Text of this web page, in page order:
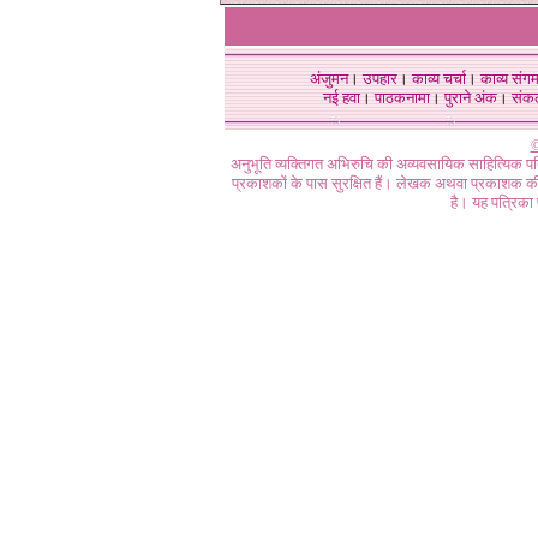
अंजुमन।उपहार।काव्य चर्चा।काव्य संगम
नई हवा। पाठकनामा। पुराने अंक।
अनुभूति व्यक्तिगत अभिरुचि की अव्यवसायिक
प्रकाशकों के पास सुरक्षित हैं। लेखक अथवा प्रकाशक की
है। यह पत्रिका